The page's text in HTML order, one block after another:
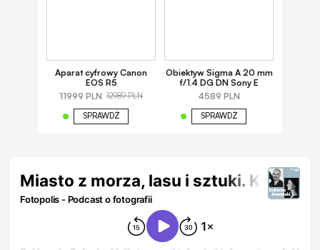
Aparat cyfrowy Canon
EOS R5
11999 PLN 12989 PLN
SPRAWDŹ
Obiektyw Sigma A 20 mm
f/1.4 DG DN Sony E
4589 PLN
SPRAWDŹ